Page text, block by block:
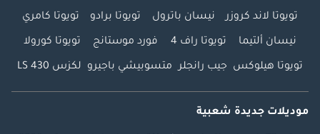
تويوتا لاند كروزر نيسان باترول تويوتا برادو تويوتا كامري
نيسان ألتيما تويوتا راف 4 فورد موستانج تويوتا كورولا
تويوتا هيلوكس جيب رانجلر متسوبيشي باجيرو لكزس LS 430
موديلات جديدة شعبية